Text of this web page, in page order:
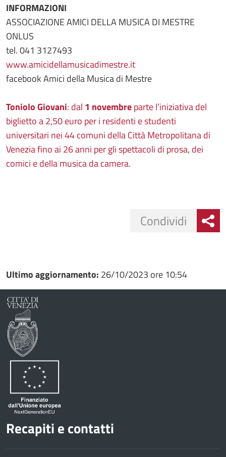
INFORMAZIONI
ASSOCIAZIONE AMICI DELLA MUSICA DI MESTRE
ONLUS
tel. 041 3127493
www.amicidellamusicadimestre.it
facebook Amici della Musica di Mestre
Toniolo Giovani: dal 1 novembreparte l’iniziativa del
biglietto a 2,50 euro per i residenti e studenti
universitari nei 44 comuni della Città Metropolitana di
Venezia fino ai 26 anni per gli spettacoli di prosa, dei
comici e della musica da camera.
su
Facebook
Condividi
su
Condividi
Condividi
Ultimo aggiornamento: 26/10/2023 ore 10:54
Recapiti e contatti